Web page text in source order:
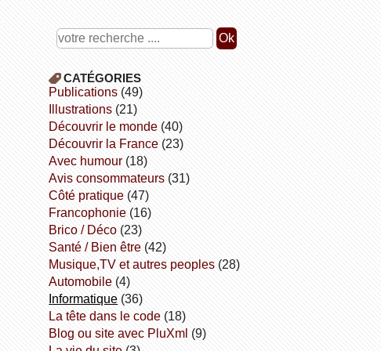
CATÉGORIES
publications (49)
illustrations (21)
découvrir le monde (40)
découvrir la France (23)
avec humour (18)
avis consommateurs (31)
côté pratique (47)
Francophonie (16)
Brico / Déco (23)
Santé / Bien être (42)
Musique,TV et autres peoples (28)
Automobile (4)
informatique (36)
la tête dans le code (18)
Blog ou site avec PluXml (9)